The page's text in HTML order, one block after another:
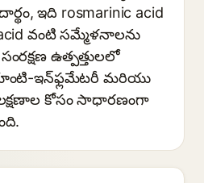
ఇది rosmarinic acid
వంటి సమ్మేళనాలను
ఉత్పత్తులలో
ఇన్‌ఫ్లమేటరీ మరియు
కోసం సాధారణంగా